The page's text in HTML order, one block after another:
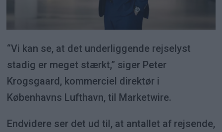
“Vi kan se, at det underliggende rejselyst
stadig er meget stærkt,” siger Peter
Krogsgaard, kommerciel direktør i
Københavns Lufthavn, til Marketwire.
Endvidere ser det ud til, at antallet af rejsende,